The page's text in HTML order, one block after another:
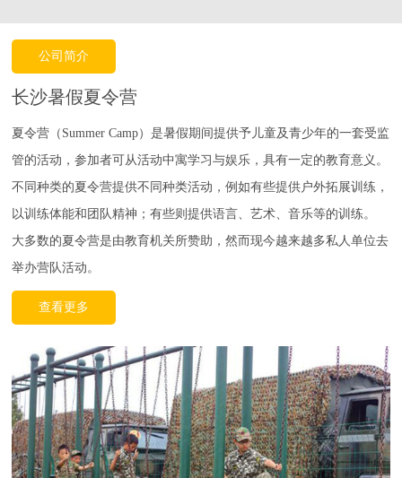
公司简介
长沙暑假夏令营
夏令营（Summer Camp）是暑假期间提供予儿童及青少年的一套受监
管的活动，参加者可从活动中寓学习与娱乐，具有一定的教育意义。
不同种类的夏令营提供不同种类活动，例如有些提供户外拓展训练，
以训练体能和团队精神；有些则提供语言、艺术、音乐等的训练。
大多数的夏令营是由教育机关所赞助，然而现今越来越多私人单位去
举办营队活动。
查看更多